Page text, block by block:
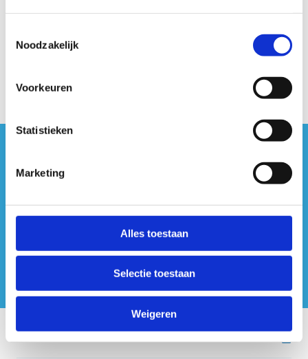
Noodzakelijk
Voorkeuren
Statistieken
Marketing
Alles toestaan
Selectie toestaan
Weigeren
#sportersbelevenmeer